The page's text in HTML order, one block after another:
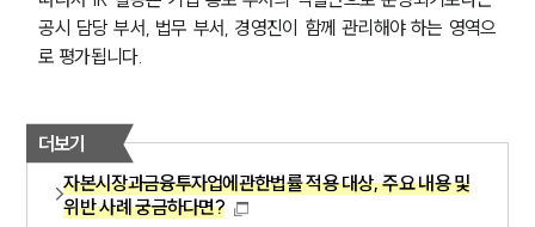
공시 담당 부서, 법무 부서, 경영진이 함께 관리해야 하는 영역으
로 평가됩니다.
더보기
자본시장과금융투자업에관한법률 적용 대상, 주요 내용 및
위반 사례 궁금하다면?